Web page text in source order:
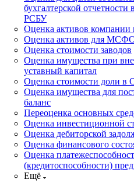
бухгалтерской отчетности
РСБУ
Оценка активов компании
Оценка активов для
Оценка стоимости заводов
Оценка имущества при
уставный капитал
Оценка стоимости доли в
Оценка имущества для
баланс
Переоценка основных
Оценка инвестиционной
Оценка дебиторской
Оценка финансового
Оценка
(кредитоспособности)
Ещё